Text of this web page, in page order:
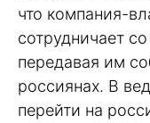
что компания-
сотрудничает
передавая им
россиянах. В
перейти на